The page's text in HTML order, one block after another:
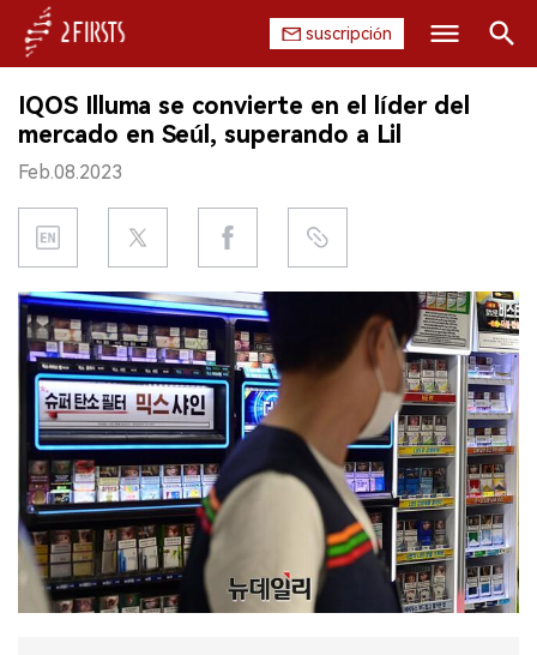
suscripción
INICIO
EMPRESA
PRODUCTO
REGULACIÓN
CHINA
DATOS
EXPOSICIÓN
ENTREVISTA
Buscar
IQOS Illuma se convierte en el líder del
mercado en Seúl, superando a Lil
Feb.08.2023